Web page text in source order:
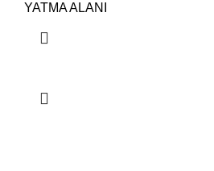
YATMA ALANI